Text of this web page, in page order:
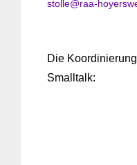
stolle@raa-
Die
Smalltalk: